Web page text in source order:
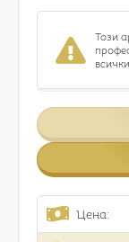
Този
Цена: